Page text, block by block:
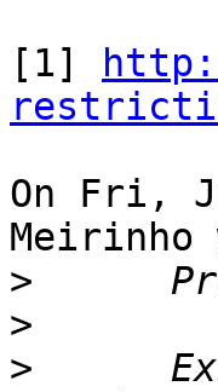
[1]
On Fri,
Meirinho
>
>
>